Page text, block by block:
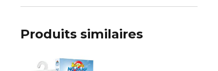
Produits similaires